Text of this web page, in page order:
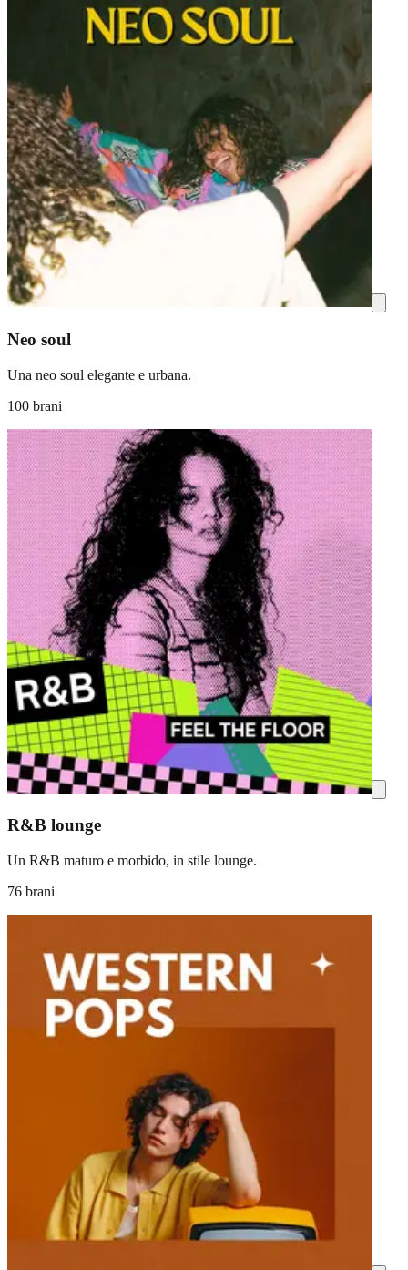
Neo soul
Una neo soul elegante e urbana.
100 brani
R&B lounge
Un R&B maturo e morbido, in stile lounge.
76 brani